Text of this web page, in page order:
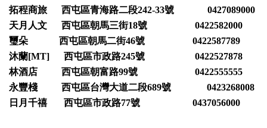
拓程商旅 西屯區青海路二段242-33號 0427089000
天月人文 西屯區朝馬三街18號 0422582000
璽朵 西屯區朝馬二街46號 0422587789
沐蘭[MT] 西屯區市政路245號 0422527878
林酒店 西屯區朝富路99號 0422555555
永豐棧 西屯區台灣大道二段689號 0423268008
日月千禧 西屯區市政路77號 0437056000